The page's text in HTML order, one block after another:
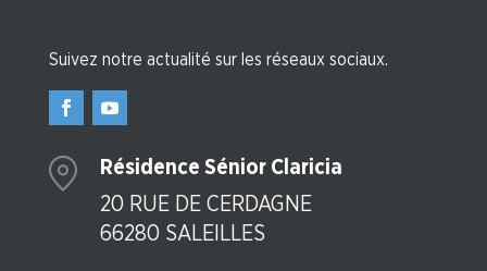
Suivez notre actualité sur les réseaux sociaux.
Résidence Sénior Claricia
20 RUE DE CERDAGNE
66280 SALEILLES